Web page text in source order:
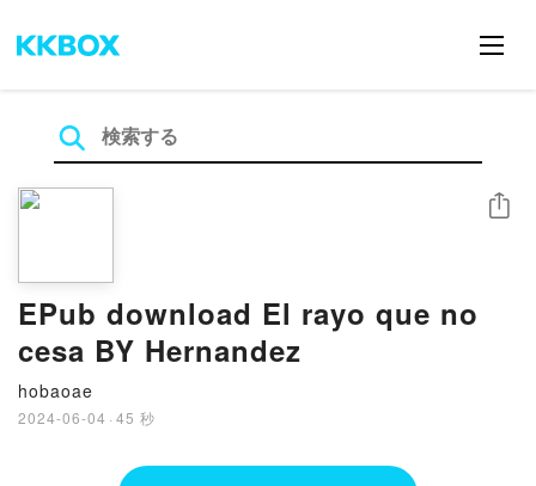
EPub download El rayo que no
cesa BY Hernandez
hobaoae
2024-06-04 · 45 秒
シェア